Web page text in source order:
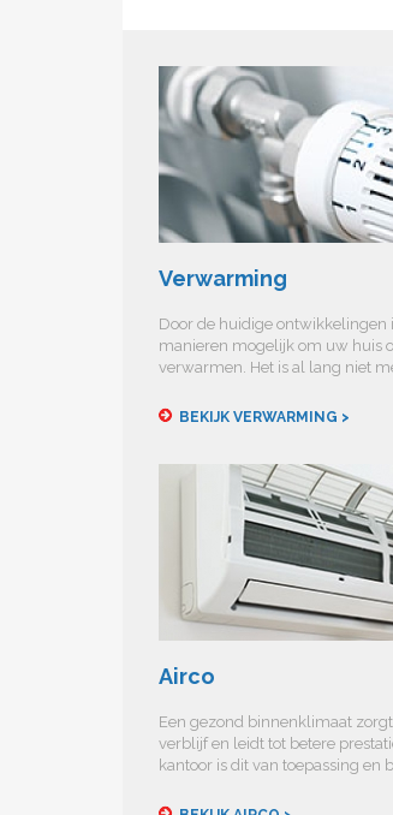
Verwarming
Door de huidige ontwikkelingen
manieren mogelijk om uw huis
verwarmen. Het is al lang niet
BEKIJK VERWARMING >
Airco
Een gezond binnenklimaat
verblijf en leidt tot betere
kantoor is dit van toepassing en